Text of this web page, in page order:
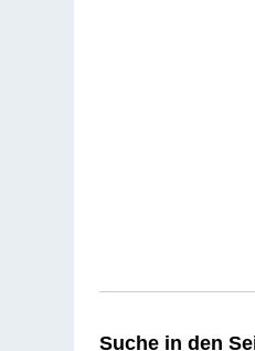
Suche in den